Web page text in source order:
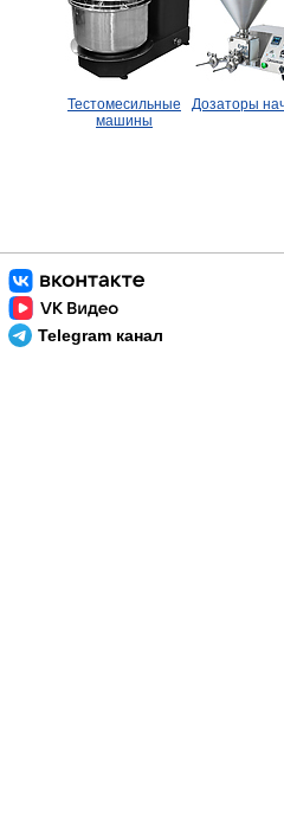
Тестомесильные
машины
Дозаторы
Telegram канал